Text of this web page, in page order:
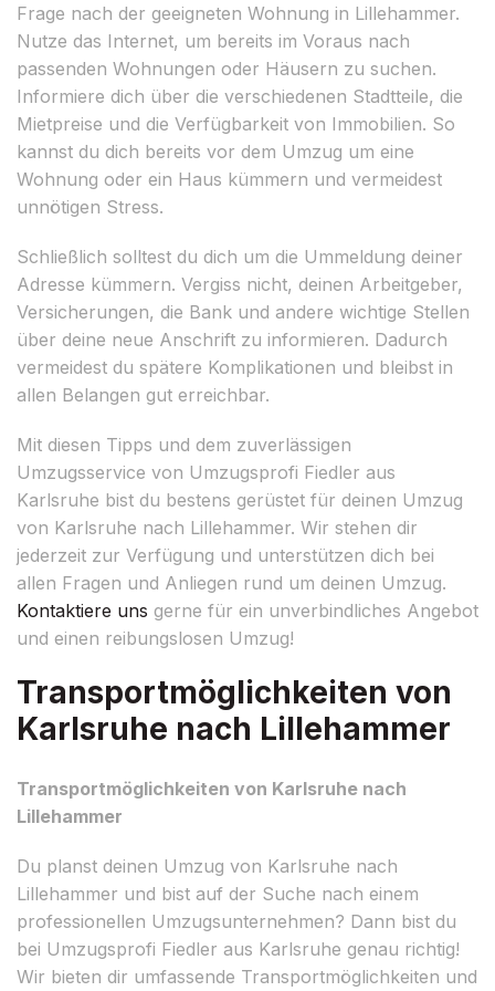
Frage nach der geeigneten Wohnung in Lillehammer.
Nutze das Internet, um bereits im Voraus nach
passenden Wohnungen oder Häusern zu suchen.
Informiere dich über die verschiedenen Stadtteile, die
Mietpreise und die Verfügbarkeit von Immobilien. So
kannst du dich bereits vor dem Umzug um eine
Wohnung oder ein Haus kümmern und vermeidest
unnötigen Stress.
Schließlich solltest du dich um die Ummeldung deiner
Adresse kümmern. Vergiss nicht, deinen Arbeitgeber,
Versicherungen, die Bank und andere wichtige Stellen
über deine neue Anschrift zu informieren. Dadurch
vermeidest du spätere Komplikationen und bleibst in
allen Belangen gut erreichbar.
Mit diesen Tipps und dem zuverlässigen
Umzugsservice von Umzugsprofi Fiedler aus
Karlsruhe bist du bestens gerüstet für deinen Umzug
von Karlsruhe nach Lillehammer. Wir stehen dir
jederzeit zur Verfügung und unterstützen dich bei
allen Fragen und Anliegen rund um deinen Umzug.
Kontaktiere uns gerne für ein unverbindliches Angebot
und einen reibungslosen Umzug!
Transportmöglichkeiten von
Karlsruhe nach Lillehammer
Transportmöglichkeiten von Karlsruhe nach
Lillehammer
Du planst deinen Umzug von Karlsruhe nach
Lillehammer und bist auf der Suche nach einem
professionellen Umzugsunternehmen? Dann bist du
bei Umzugsprofi Fiedler aus Karlsruhe genau richtig!
Wir bieten dir umfassende Transportmöglichkeiten und